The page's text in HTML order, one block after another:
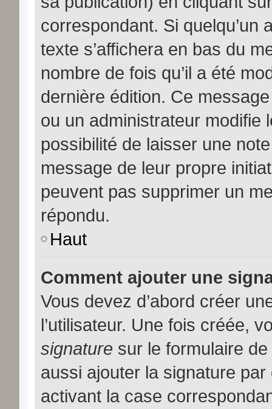
correspondant. Si quelqu’un
texte s’affichera en bas du
nombre de fois qu’il a été
dernière édition. Ce
ou un administrateur modifie
possibilité de laisser une
message de leur propre
peuvent pas supprimer un
répondu.
Haut
Comment ajouter une
Vous devez d’abord créer
l’utilisateur. Une fois créée,
signature sur le formulaire
aussi ajouter la signature
activant la case